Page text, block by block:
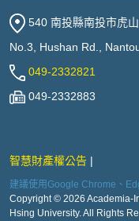
540 南投縣南投市虎
No.3, Hushan Rd.,
049-2332821
049-2332883
智慧財產權公告
建議使用Google Chrome、
Copyright © 2026 Academia-
Hsing University. All Rights